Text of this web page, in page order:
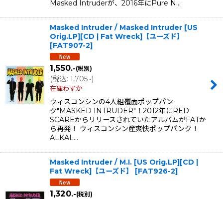
Masked Intruderが、2016年にPure N…
Masked Intruder / Masked Intruder [US
Orig.LP][CD | Fat Wreck]【ユーズド】
[FAT907-2]
1,550.-(税別)
(税込: 1,705 .-)
在庫わずか
ウィスコンシンの4人組覆面ポップパン
ク"MASKED INTRUDER"！2012年にRED
SCAREからリリースされていたアルバムがFATか
ら再発！ ウィスコンシン産爽快ポップパンク！
ALKAL…
Masked Intruder / M.I. [US Orig.LP][CD |
Fat Wreck]【ユーズド】
[FAT926-2]
1,320.-(税別)